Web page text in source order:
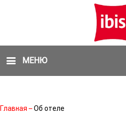
МЕНЮ
Главная –Об отеле